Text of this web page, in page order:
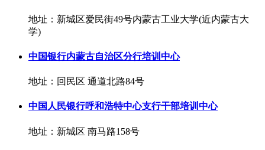
地址：新城区爱民街49号内蒙古工业大学(近内蒙古大
学)
中国银行内蒙古自治区分行培训中心
地址：回民区 通道北路84号
中国人民银行呼和浩特中心支行干部培训中心
地址：新城区 南马路158号